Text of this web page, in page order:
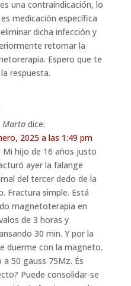
una contraindicación, lo
medicación específica
dicha infección y
retomar la
Espero que te
respuesta.
Marta dice:
2025 a las 1:49 pm
Mi hijo de 16 años justo
ayer la falange
del tercer dedo de la
Fractura simple. Está
magnetoterapia en
de 3 horas y
30 min. Y por la
duerme con la magneto.
a 50 gauss 75Mz. És
Puede consolidar-se